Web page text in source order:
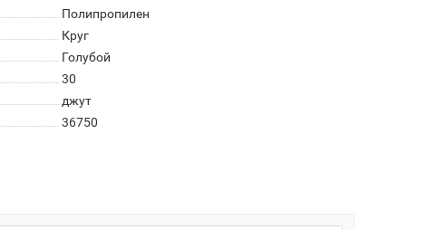
Полипропилен
Круг
Голубой
30
джут
36750